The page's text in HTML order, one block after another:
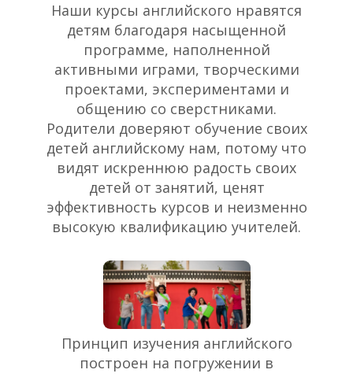
Наши курсы английского нравятся
детям благодаря насыщенной
программе, наполненной
активными играми, творческими
проектами, экспериментами и
общению со сверстниками.
Родители доверяют обучение своих
детей английскому нам, потому что
видят искреннюю радость своих
детей от занятий, ценят
эффективность курсов и неизменно
высокую квалификацию учителей.
Принцип изучения английского
построен на погружении в